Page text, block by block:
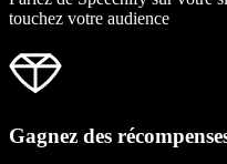
touchez votre audience
Gagnez des